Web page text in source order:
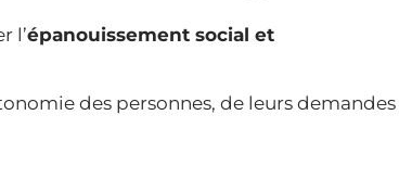
l’épanouissement social et
des personnes, de leurs demandes